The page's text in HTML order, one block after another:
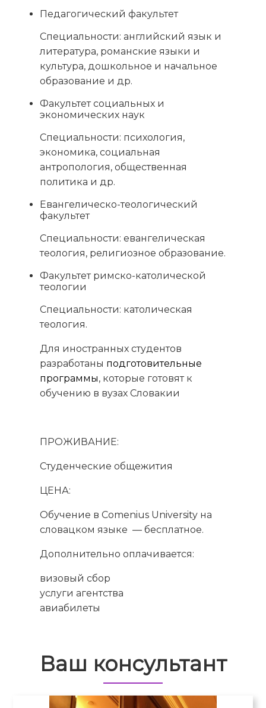
Педагогический факультет
Специальности: английский язык и
литература, романские языки и
культура, дошкольное и начальное
образование и др.
Факультет социальных и
экономических наук
Специальности: психология,
экономика, социальная
антропология, общественная
политика и др.
Евангелическо-теологический
факультет
Специальности: евангелическая
теология, религиозное образование.
Факультет римско-католической
теологии
Специальности: католическая
теология.
Для иностранных студентов
разработаны подготовительные
программы, которые готовят к
обучению в вузах Словакии
ПРОЖИВАНИЕ:
Студенческие общежития
ЦЕНА:
Обучение в Comenius University на
словацком языке — бесплатное.
Дополнительно оплачивается:
визовый сбор
услуги агентства
авиабилеты
Ваш консультант